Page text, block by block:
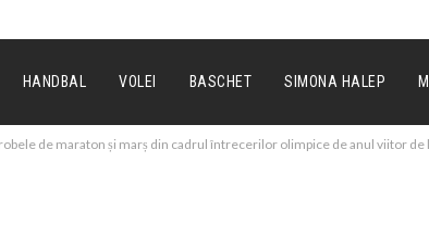
HANDBAL VOLEI BASCHET SIMONA HALEP
de maraton și marș din cadrul întrecerilor olimpice de anul viitor de